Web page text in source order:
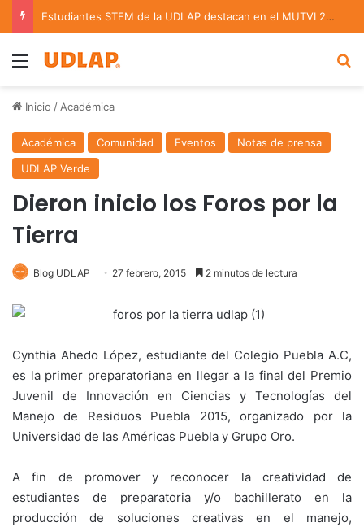
Estudiantes STEM de la UDLAP destacan en el MUTVI 2026
Menu
Inicio / Académica
Académica Comunidad Eventos
Notas de prensa
UDLAP Verde
Dieron inicio los Foros por la
Tierra
Blog UDLAP 27 febrero, 2015 2 minutos de lectura
Cynthia Ahedo López, estudiante del Colegio Puebla A.C,
es la primer preparatoriana en llegar a la final del Premio
Juvenil de Innovación en Ciencias y Tecnologías del
Manejo de Residuos Puebla 2015, organizado por la
Universidad de las Américas Puebla y Grupo Oro.
A fin de promover y reconocer la creatividad de
estudiantes de preparatoria y/o bachillerato en la
producción de soluciones creativas en el manejo,